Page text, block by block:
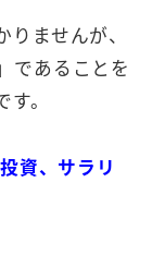
ませんが、
であることを
。
資、サラリ